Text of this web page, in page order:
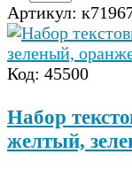
Артикул:
Код: 45500
Набор
желтый,